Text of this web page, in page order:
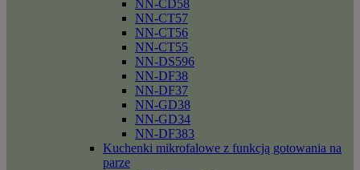
NN-CD58
NN-CT57
NN-CT56
NN-CT55
NN-DS596
NN-DF38
NN-DF37
NN-GD38
NN-GD34
NN-DF383
Kuchenki mikrofalowe z funkcją gotowania na
parze